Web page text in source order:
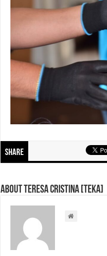
Share
About Teresa Cristina [Teka]